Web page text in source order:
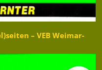
– VEB Weimar-